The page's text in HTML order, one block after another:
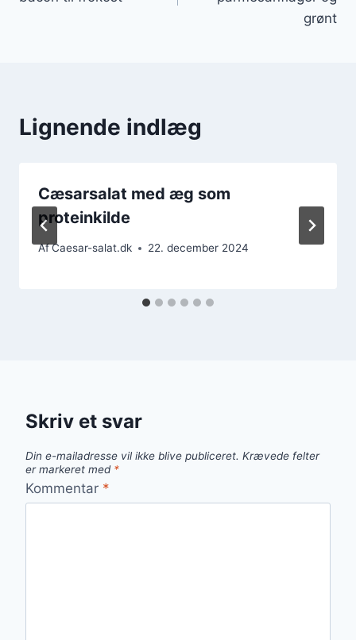
grønt
Lignende indlæg
Cæsarsalat med æg som
proteinkilde
AfCaesar-salat.dk 22. december 2024
Skriv et svar
Din e-mailadresse vil ikke blive publiceret. Krævede felter
er markeret med *
Kommentar *